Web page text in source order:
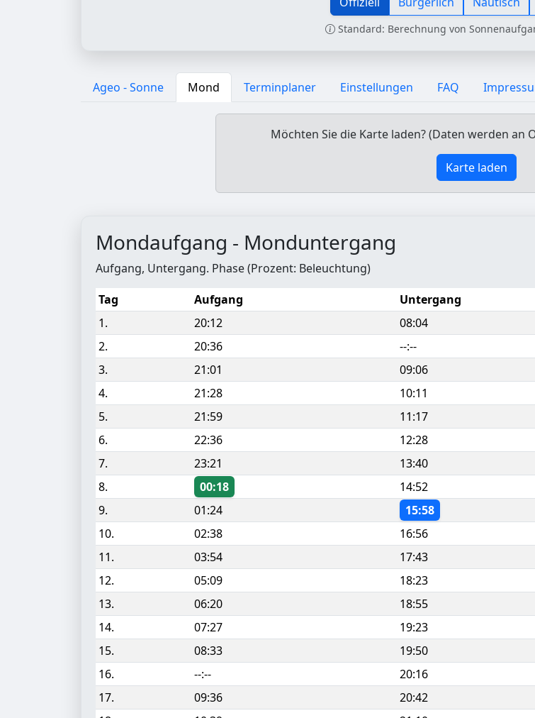
Standard: Berechnung von
Ageo - Sonne Mond Terminplaner Einstellungen FAQ
Möchten Sie die Karte laden? (Daten werden an
Karte laden
Mondaufgang - Monduntergang
Aufgang, Untergang. Phase (Prozent: Beleuchtung)
Tag
Aufgang Untergang
1.
20:12 08:04
2.
20:36 --:--
3.
21:01 09:06
4.
21:28 10:11
5.
21:59 11:17
6.
22:36 12:28
7.
23:21 13:40
8.
00:18 14:52
9.
01:24 15:58
10.
02:38 16:56
11.
03:54 17:43
12.
05:09 18:23
13.
06:20 18:55
14.
07:27 19:23
15.
08:33 19:50
16.
--:-- 20:16
17.
09:36 20:42